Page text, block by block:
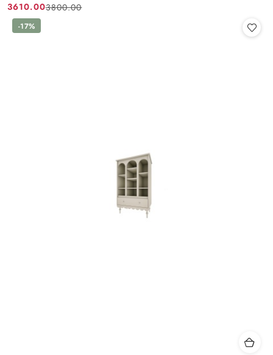
Cena
promocyjna:
3610.00
Cena
przed
3800.00
-17%